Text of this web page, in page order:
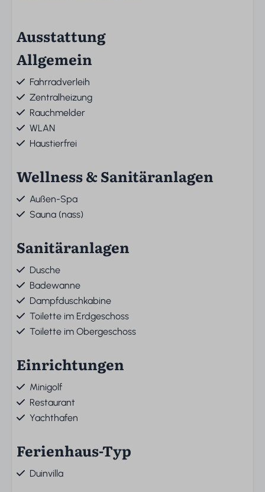
Ausstattung
Allgemein
Fahrradverleih
Zentralheizung
Rauchmelder
WLAN
Haustierfrei
Wellness & Sanitäranlagen
Außen-Spa
Sauna (nass)
Sanitäranlagen
Dusche
Badewanne
Dampfduschkabine
Toilette im Erdgeschoss
Toilette im Obergeschoss
Einrichtungen
Minigolf
Restaurant
Yachthafen
Ferienhaus-Typ
Duinvilla